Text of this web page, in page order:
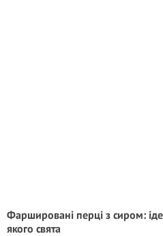
Фаршировані перці з сиром:
якого свята